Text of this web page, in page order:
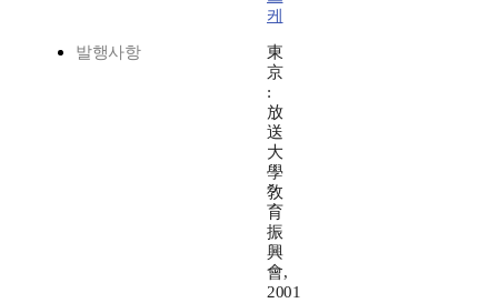
케
발행사항
東
京
:
放
送
大
學
敎
育
振
興
會,
2001